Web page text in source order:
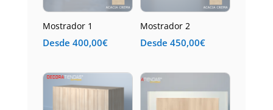
Mostrador 1
Desde 400,00€
Mostrador 2
Desde450,00€